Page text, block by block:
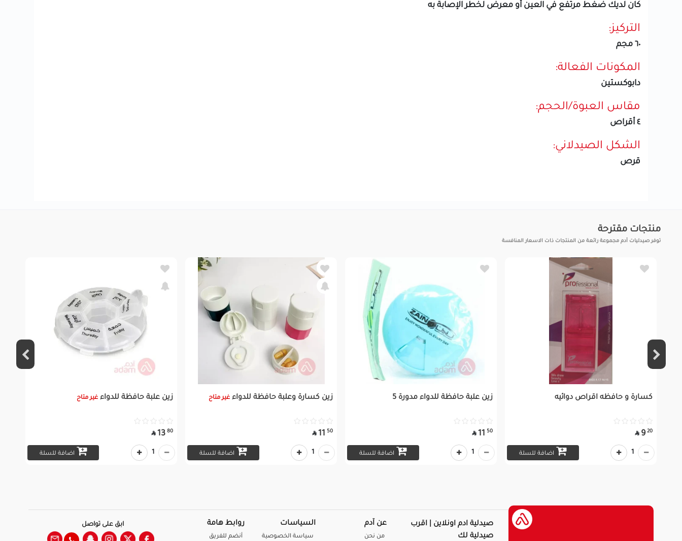
كان لديك ضغط مرتفع في العين أو معرض لخطر الإصابة به
التركيز:
٦٠ مجم
المكونات الفعالة:
دابوكستين
مقاس العبوة/الحجم:
٤ أقراص
الشكل الصيدلاني:
قرص
منتجات مقترحة
توفر صيدليات آدم مجموعة رائعة من المنتجات ذات الاسعار المنافسة
كسارة و حافظه اقراص دوائيه
20
9

اضافة للسلة 1
زين علبة حافظة للدواء مدورة 5
50
11

اضافة للسلة 1
زين كسارة وعلبة حافظة للدواء غير متاح
50
11

اضافة للسلة 1
زين علبة حافظة للدواءغير متاح
80
13

اضافة للسلة 1
صيدلية ادم اونلاين | اقرب
صيدلية لك
عن آدم
من نحن
السياسات
سياسة الخصوصية
روابط هامة
أنضم للفريق
ابق على تواصل